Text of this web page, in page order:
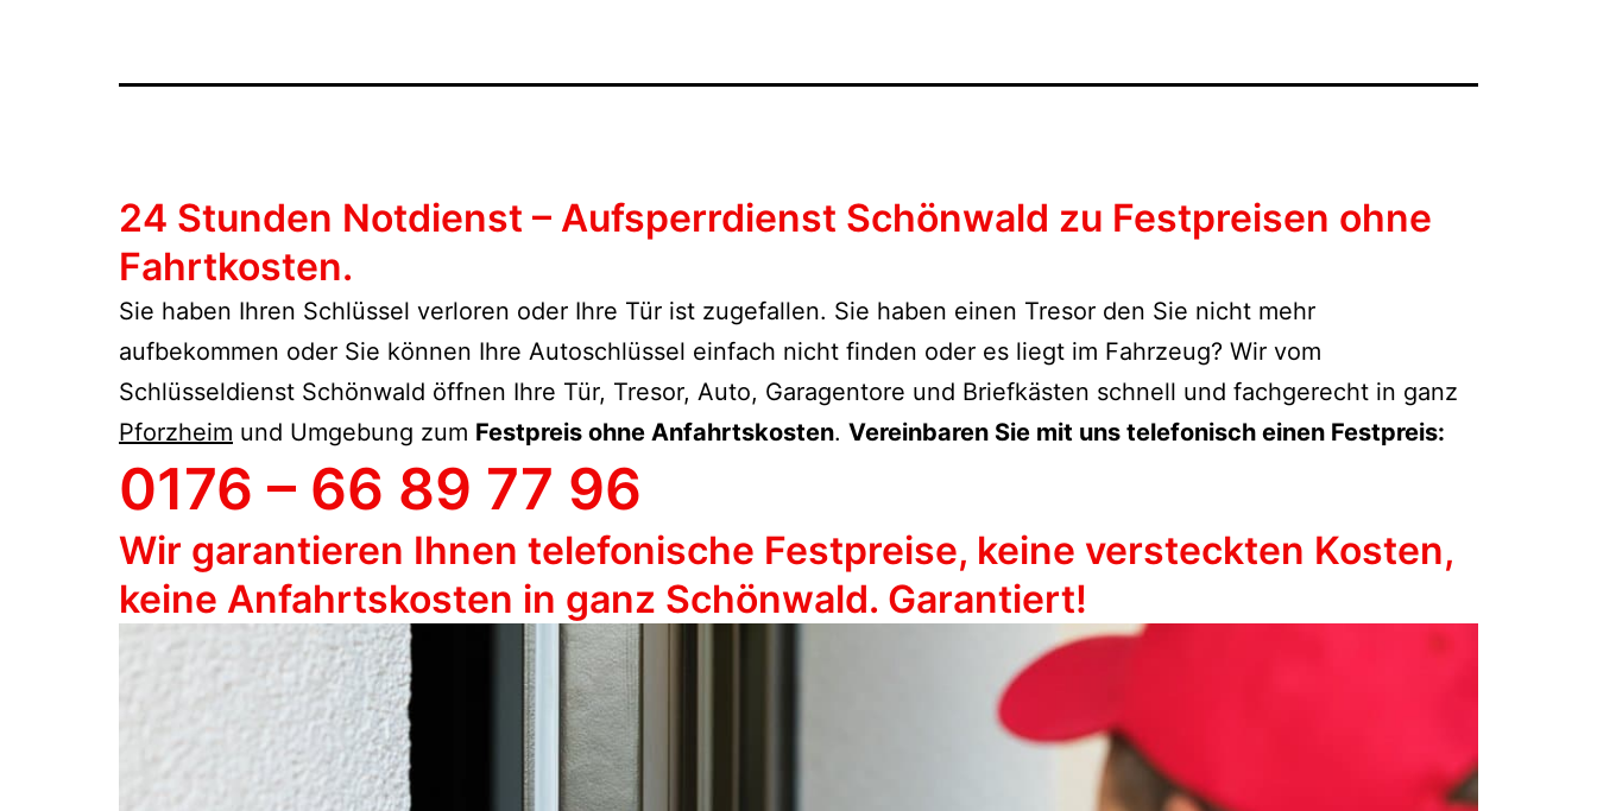
24 Stunden Notdienst – Aufsperrdienst Schönwald zu Festpreisen ohne
Fahrtkosten.
Sie haben Ihren Schlüssel verloren oder Ihre Tür ist zugefallen. Sie haben einen Tresor den Sie nicht mehr
aufbekommen oder Sie können Ihre Autoschlüssel einfach nicht finden oder es liegt im Fahrzeug? Wir vom
Schlüsseldienst Schönwald öffnen Ihre Tür, Tresor, Auto, Garagentore und Briefkästen schnell und fachgerecht in ganz
Pforzheim und Umgebung zum Festpreis ohne Anfahrtskosten. Vereinbaren Sie mit uns telefonisch einen Festpreis:
0176 – 66 89 77 96
Wir garantieren Ihnen telefonische Festpreise, keine versteckten Kosten,
keine Anfahrtskosten in ganz Schönwald. Garantiert!